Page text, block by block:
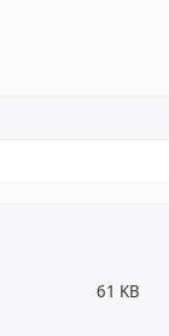
61 KB